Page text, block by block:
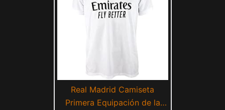
Real Madrid Camiseta
Primera Equipación de la